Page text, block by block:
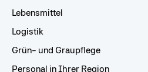
Lebensmittel
Logistik
Grün- und Graupflege
Personal in Ihrer Region